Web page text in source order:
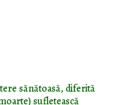
sănătoasă, diferită
sufletească